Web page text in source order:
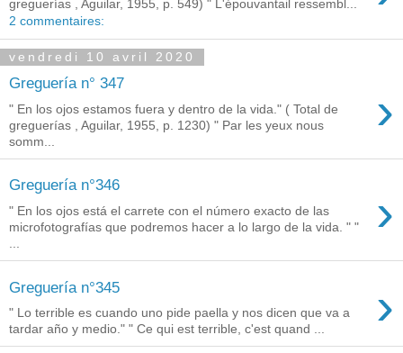
greguerías , Aguilar, 1955, p. 549) " L'épouvantail ressembl...
2 commentaires:
vendredi 10 avril 2020
Greguería n° 347 ›
" En los ojos estamos fuera y dentro de la vida." ( Total de
greguerías , Aguilar, 1955, p. 1230) " Par les yeux nous
somm...
Greguería n°346 ›
" En los ojos está el carrete con el número exacto de las
microfotografías que podremos hacer a lo largo de la vida. " "
Greguería n°345 ›
" Lo terrible es cuando uno pide paella y nos dicen que va a
tardar año y medio." " Ce qui est terrible, c'est quand ...